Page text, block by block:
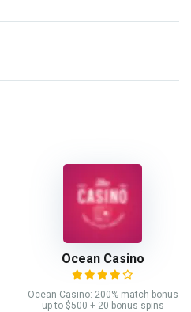
Ocean Casino
Ocean Casino: 200% match bonus
up to $500 + 20 bonus spins